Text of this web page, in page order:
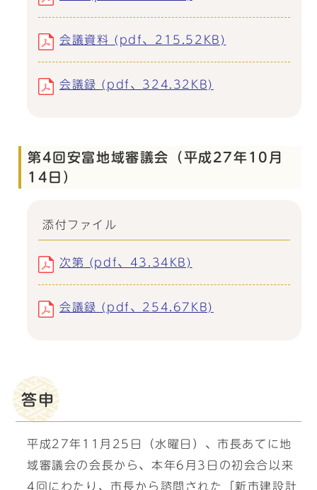
会議資料 (pdf、215.52KB)
会議録 (pdf、324.32KB)
第4回安富地域審議会（平成27年10月
14日）
添付ファイル
次第 (pdf、43.34KB)
会議録 (pdf、254.67KB)
答申
平成27年11月25日（水曜日）、市長あてに地
域審議会の会長から、本年6月3日の初会合以来
4回にわたり、市長から諮問された「新市建設計